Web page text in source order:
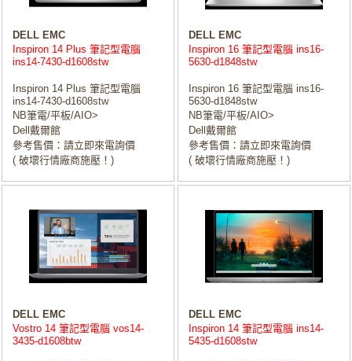
DELL EMC
Inspiron 14 Plus 筆記型電腦
ins14-7430-d1608stw
Inspiron 14 Plus 筆記型電腦
ins14-7430-d1608stw
NB筆電/平板/AIO>
Dell戴爾館
參考售價：請立即來電詢價
( 破壞行情廠商施壓！)
DELL EMC
Inspiron 16 筆記型電腦 ins16-
5630-d1848stw
Inspiron 16 筆記型電腦 ins16-
5630-d1848stw
NB筆電/平板/AIO>
Dell戴爾館
參考售價：請立即來電詢價
( 破壞行情廠商施壓！)
DELL EMC
Vostro 14 筆記型電腦 vos14-
3435-d1608btw
DELL EMC
Inspiron 14 筆記型電腦 ins14-
5435-d1608stw